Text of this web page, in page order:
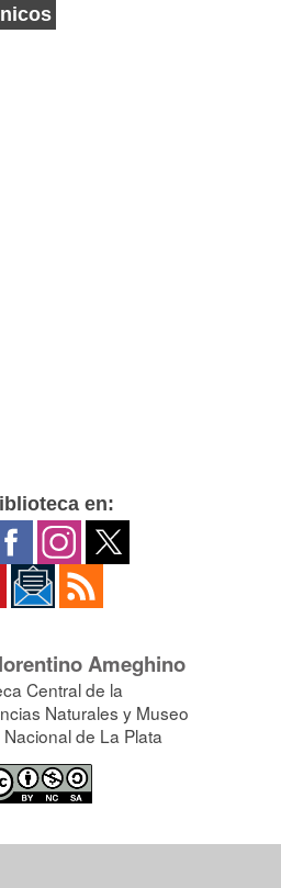
en:
Ameghino
Central de la
Naturales y Museo
de La Plata